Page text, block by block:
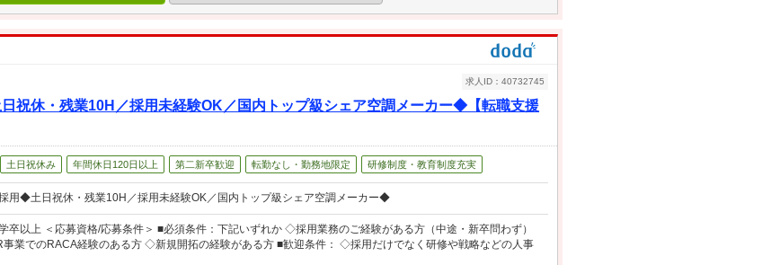
祝休・残業10H／採用未経験OK／国内トップ級シェア空調メーカー◆【転職支援
求人ID：40732745
土日祝休み 年間休日120日以上 第二新卒歓迎 転勤なし・勤務地限定 研修制度・教育制度充実
採用◆土日祝休・残業10H／採用未経験OK／国内トップ級シェア空調メーカー◆
卒以上 ＜応募資格/応募条件＞ ■必須条件：下記いずれか ◇採用業務のご経験がある方（中途・新卒問わず）
業でのRACA経験のある方 ◇新規開拓の経験がある方 ■歓迎条件： ◇採用だけでなく研修や戦略などの人事